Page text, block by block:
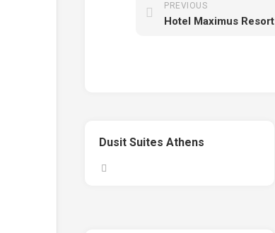
PREVIOUS
Hotel Maximus Resort
Dusit Suites Athens